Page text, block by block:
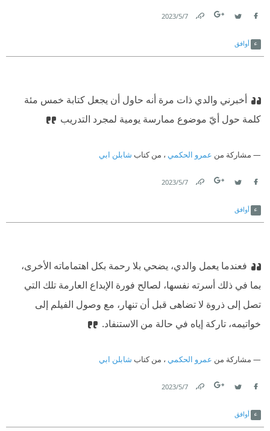
7‏/5‏/2023
أوافق
أخبرني والدي ذات مرة أنه حاول أن يجعل كتابة خمس مئة
كلمة حول أيّ موضوع ممارسة يومية لمجرد التدريب
مشاركة من عمرو الحكمي ، من كتاب شابلن ابي
7‏/5‏/2023
أوافق
فعندما يعمل والدي، يضحي بلا رحمة بكل اهتماماته الأخرى،
بما في ذلك أسرته نفسها، لصالح فورة الإبداع العارمة تلك التي
تصل إلى ذروة لا تضاهى قبل أن تنهار، مع وصول الفيلم إلى
خواتيمه، تاركة إياه في حالة من الاستنفاد.
مشاركة من عمرو الحكمي ، من كتاب شابلن ابي
7‏/5‏/2023
أوافق